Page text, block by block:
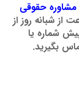
مشاوره حقوقی
شماره یا
بگیرید.